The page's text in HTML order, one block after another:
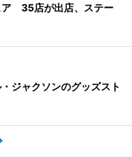
ア 35店が出店、ステー
ジャクソンのグッズスト